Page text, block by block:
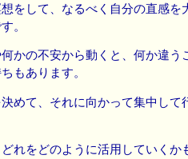
をして、なるべく自分の直感を
。
かの不安から動くと、何か違う
もあります。
めて、それに向かって集中して
れをどのように活用していくか